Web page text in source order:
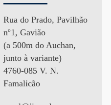
Rua do Prado, Pavilhão
nº1, Gavião
(a 500m do Auchan,
junto à variante)
4760-085 V. N.
Famalicão